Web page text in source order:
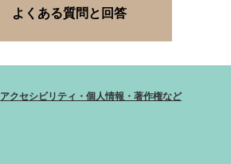
よくある質問と回答
アクセシビリティ・個人情報・著作権など